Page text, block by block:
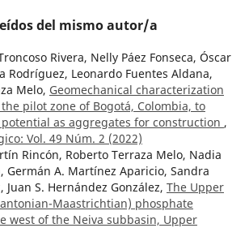
del mismo autor/a
Rivera, Nelly Páez Fonseca, Óscar
Rodríguez, Leonardo Fuentes Aldana,
Melo, Geomechanical characterization
pilot zone of Bogotá, Colombia, to
as aggregates for construction ,
Vol. 49 Núm. 2 (2022)
Rincón, Roberto Terraza Melo, Nadia
Germán A. Martínez Aparicio, Sandra
Juan S. Hernández González, The Upper
Maastrichtian) phosphate
west of the Neiva subbasin, Upper